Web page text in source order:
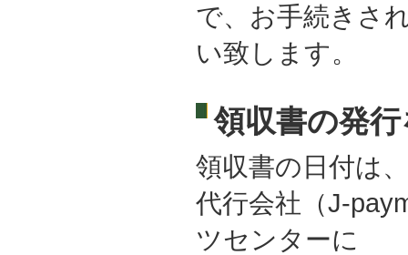
で、お手続きさ
い致します。
領収書の発
領収書の日付は
代行会社（J-
ツセンターに